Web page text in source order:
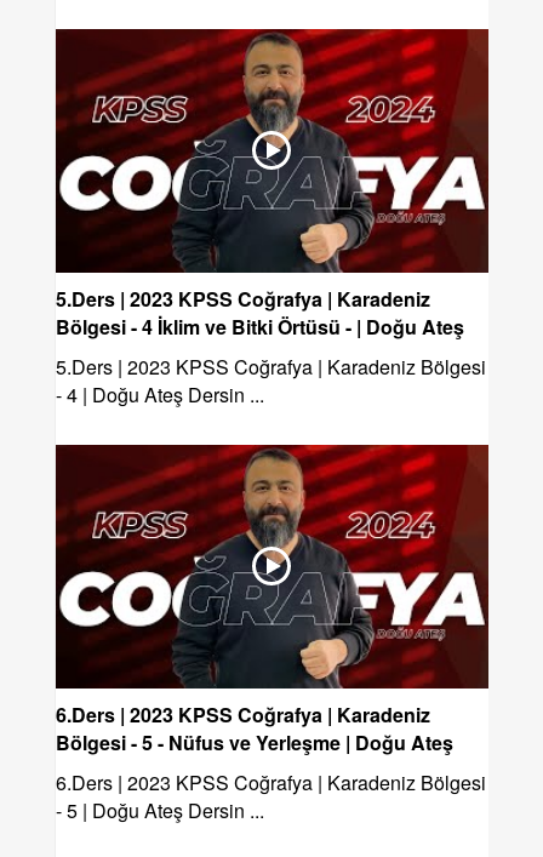
5.Ders | 2023 KPSS Coğrafya | Karadeniz
Bölgesi - 4 İklim ve Bitki Örtüsü - | Doğu Ateş
5.Ders | 2023 KPSS Coğrafya | Karadeniz Bölgesi
- 4 | Doğu Ateş Dersin ...
6.Ders | 2023 KPSS Coğrafya | Karadeniz
Bölgesi - 5 - Nüfus ve Yerleşme | Doğu Ateş
6.Ders | 2023 KPSS Coğrafya | Karadeniz Bölgesi
- 5 | Doğu Ateş Dersin ...